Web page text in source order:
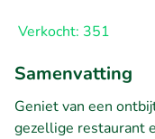
Verkocht: 351
Samenvatting
Geniet van een
gezellige restaurant